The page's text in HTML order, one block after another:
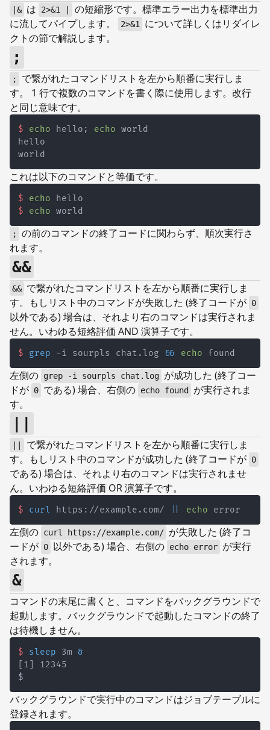
|& は 2>&1 |
の短縮形です。標準エラー出力を標準出力
に流してパイプします。
2>&1
について詳しくはリダイレ
クトの節で解説します。
;
;
で繋がれたコマンドリストを左から順番に実行しま
す。 1 行で複数のコマンドを書く際に使用します。改行
と同じ意味です。
$ echo hello ; echo world
これは以下のコマンドと等価です。
$ echo hello
$
echo world
;
の前のコマンドの終了コードに関わらず、順次実行さ
れます。
&&
&& で繋がれたコマンドリストを左から順番に実行しま
す。もしリスト中のコマンドが失敗した (終了コードが 0
以外である) 場合は、それより右のコマンドは実行されま
せん。いわゆる短絡評価 AND 演算子です。
$ grep -i sourpls chat.log && echo found
左側の grep -i sourpls chat.log が成功した (終了コー
ドが 0 である) 場合、右側の echo found
が実行されま
す。
で繋がれたコマンドリストを左から順番に実行しま
す。もしリスト中のコマンドが成功した (終了コードが 0
である) 場合は、それより右のコマンドは実行されませ
ん。いわゆる短絡評価 OR 演算子です。
$ curl https://example.com/ echo error
左側の curl https://example.com/ が失敗した (終了コ
ードが 0 以外である) 場合、右側の echo error が実行
されます。
&
コマンドの末尾に書くと、コマンドをバックグラウンドで
起動します。バックグラウンドで起動したコマンドの終了
は待機しません。
$ sleep 3m &
バックグラウンドで実行中のコマンドはジョブテーブルに
登録されます。